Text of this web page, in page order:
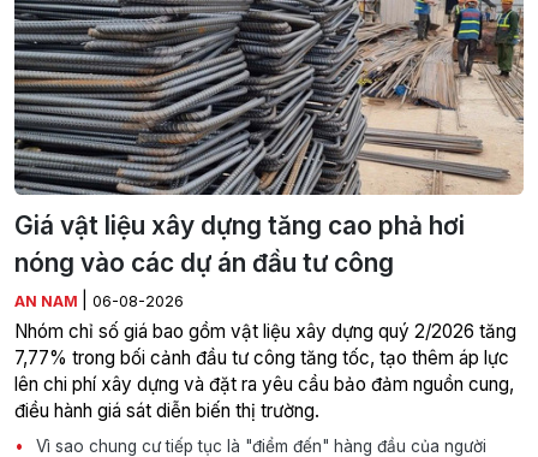
Giá vật liệu xây dựng tăng cao phả hơi
nóng vào các dự án đầu tư công
AN NAM 06-08-2026
Nhóm chỉ số giá bao gồm vật liệu xây dựng quý 2/2026 tăng
7,77% trong bối cảnh đầu tư công tăng tốc, tạo thêm áp lực
lên chi phí xây dựng và đặt ra yêu cầu bảo đảm nguồn cung,
điều hành giá sát diễn biến thị trường.
Vì sao chung cư tiếp tục là "điểm đến" hàng đầu của người